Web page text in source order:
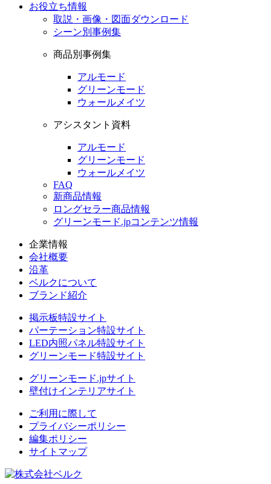
お役立ち情報
取説・画像・図面ダウンロード
シーン別事例集
商品別事例集
アルモード
グリーンモード
ウォールメイツ
アシスタント資料
アルモード
グリーンモード
ウォールメイツ
FAQ
新商品情報
ロングセラー商品情報
グリーンモード.jpコンテンツ情報
企業情報
会社概要
沿革
ベルクについて
ブランド紹介
掲示板特設サイト
パーテーション特設サイト
LED内照パネル特設サイト
グリーンモード特設サイト
グリーンモード.jpサイト
壁付けインテリアサイト
ご利用に際して
プライバシーポリシー
編集ポリシー
サイトマップ